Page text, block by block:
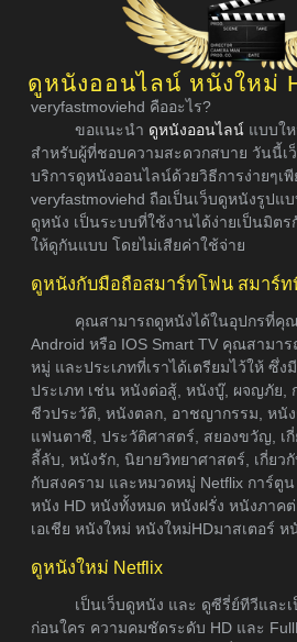
ดูหนังออนไลน์ หนังใหม่
veryfastmoviehd คืออะไร?
ขอแนะนำ ดูหนังออนไลน์ แบบใ
สำหรับผู้ที่ชอบความสะดวกสบาย วันนี้เ
บริการดูหนังออนไลน์ด้วยวิธีการง่ายๆเ
veryfastmoviehd ถือเป็นเว็บดูหนังรูป
ดูหนัง เป็นระบบที่ใช้งานได้ง่ายเป็นมิต
ให้ดูกันแบบ โดยไม่เสียค่าใช้จ่าย
ดูหนังกับมือถือสมาร์ทโฟน สมาร์ท
คุณสามารถดูหนังได้ในอุปกรที่คุ
Android หรือ IOS Smart TV คุณสามา
หมู่ และประเภทที่เราได้เตรียมไว้ให้ ซึ่ง
ประเภท เช่น หนังต่อสู้, หนังบู๊, ผจญภัย,
ชีวประวัติ, หนังตลก, อาชญากรรม, หนั
แฟนตาซี, ประวัติศาสตร์, สยองขวัญ, เกี่
ลี้ลับ, หนังรัก, นิยายวิทยาศาสตร์, เกี่ยว
กับสงคราม และหมวดหมู่ Netflix การ์ตู
หนัง HD หนังทั้งหมด หนังฝรั่ง หนังภาค
เอเชีย หนังใหม่ หนังใหม่HDมาสเตอร์ ห
ดูหนังใหม่ Netflix
เป็นเว็บดูหนัง และ ดูซีรี่ย์ทีวีและ
ก่อนใคร ความคมชัดระดับ HD และ